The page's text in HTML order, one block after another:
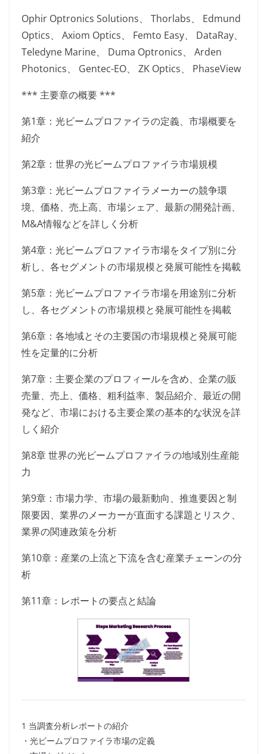
Ophir Optronics Solutions、 Thorlabs、 Edmund
Optics、 Axiom Optics、 Femto Easy、 DataRay、
Teledyne Marine、 Duma Optronics、 Arden
Photonics、 Gentec-EO、 ZK Optics、 PhaseView
*** 主要章の概要 ***
第1章：光ビームプロファイラの定義、市場概要を
紹介
第2章：世界の光ビームプロファイラ市場規模
第3章：光ビームプロファイラメーカーの競争環
境、価格、売上高、市場シェア、最新の開発計画、
M&A情報などを詳しく分析
第4章：光ビームプロファイラ市場をタイプ別に分
析し、各セグメントの市場規模と発展可能性を掲載
第5章：光ビームプロファイラ市場を用途別に分析
し、各セグメントの市場規模と発展可能性を掲載
第6章：各地域とその主要国の市場規模と発展可能
性を定量的に分析
第7章：主要企業のプロフィールを含め、企業の販
売量、売上、価格、粗利益率、製品紹介、最近の開
発など、市場における主要企業の基本的な状況を詳
しく紹介
第8章 世界の光ビームプロファイラの地域別生産能
力
第9章：市場力学、市場の最新動向、推進要因と制
限要因、業界のメーカーが直面する課題とリスク、
業界の関連政策を分析
第10章：産業の上流と下流を含む産業チェーンの分
析
第11章：レポートの要点と結論
1 当調査分析レポートの紹介
・光ビームプロファイラ市場の定義